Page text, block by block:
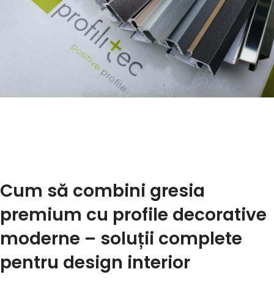
Cum să combini gresia
premium cu profile decorative
moderne – soluții complete
pentru design interior